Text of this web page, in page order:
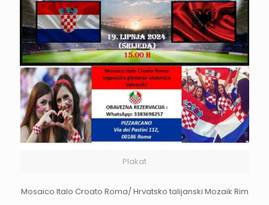
Plakat
Mosaico Italo Croato Roma/ Hrvatsko talijanski Mozaik Rim